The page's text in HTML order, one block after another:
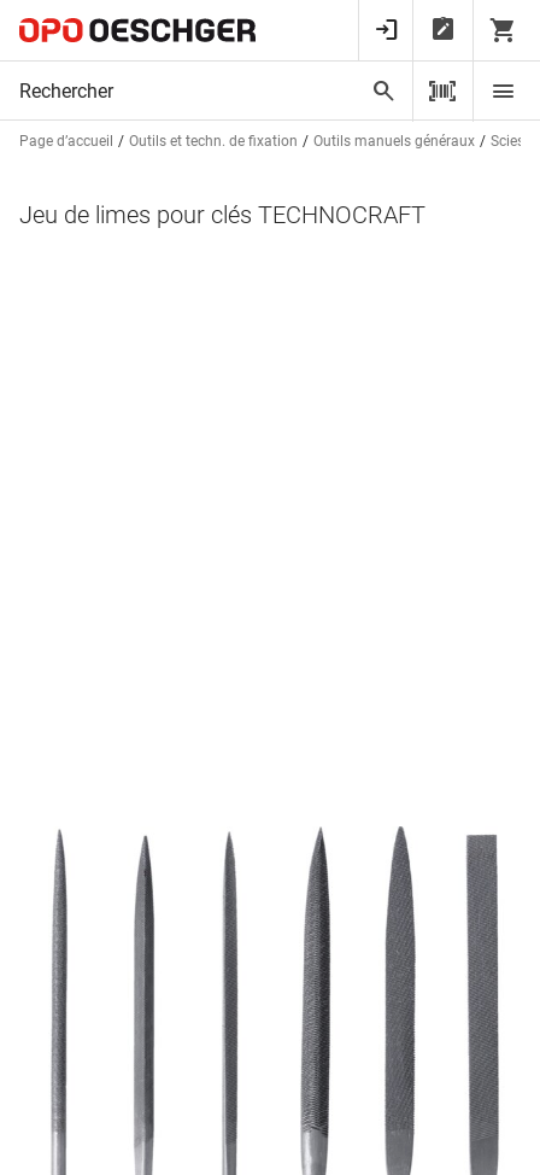
Page d’accueil Outils et techn. de fixation Outils manuels généraux Scies,
Jeu de limes pour clés TECHNOCRAFT